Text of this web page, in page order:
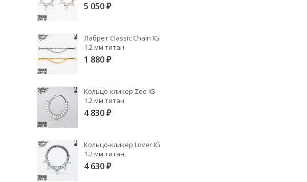
5 050 ₽
Лабрет Classic Chain IG
1.2 мм титан
1 880 ₽
Кольцо-кликер Zoe IG
1.2 мм титан
4 830 ₽
Кольцо-кликер Lover IG
1.2 мм титан
4 630 ₽